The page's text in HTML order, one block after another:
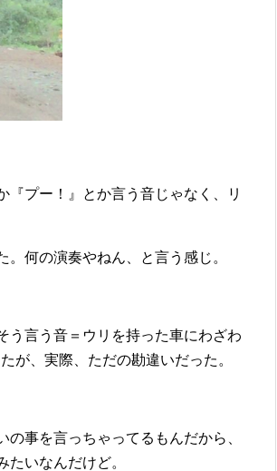
『プー！』とか言う音じゃなく、リ
何の演奏やねん、と言う感じ。
う言う音＝ウリを持った車にわざわ
が、実際、ただの勘違いだった。
事を言っちゃってるもんだから、
いなんだけど。